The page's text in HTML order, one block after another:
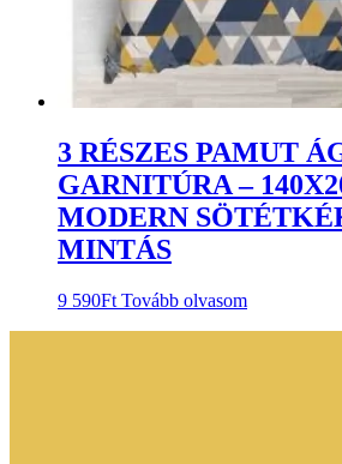
3 RÉSZES PAMUT
GARNITÚRA –
MODERN
MINTÁS
9 590Ft Tovább olvasom